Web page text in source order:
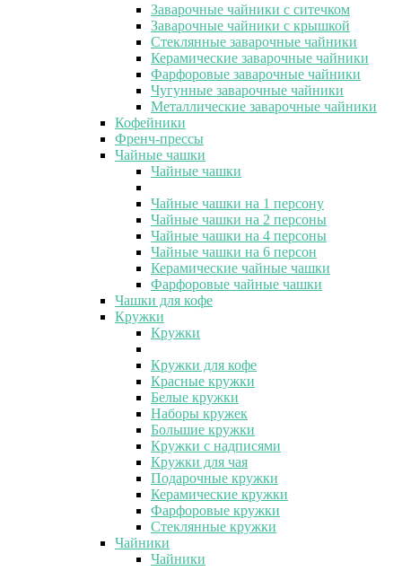
Заварочные чайники с ситечком
Заварочные чайники с крышкой
Стеклянные заварочные чайники
Керамические заварочные чайники
Фарфоровые заварочные чайники
Чугунные заварочные чайники
Металлические заварочные чайники
Кофейники
Френч-прессы
Чайные чашки
Чайные чашки
Чайные чашки на 1 персону
Чайные чашки на 2 персоны
Чайные чашки на 4 персоны
Чайные чашки на 6 персон
Керамические чайные чашки
Фарфоровые чайные чашки
Чашки для кофе
Кружки
Кружки
Кружки для кофе
Красные кружки
Белые кружки
Наборы кружек
Большие кружки
Кружки с надписями
Кружки для чая
Подарочные кружки
Керамические кружки
Фарфоровые кружки
Стеклянные кружки
Чайники
Чайники